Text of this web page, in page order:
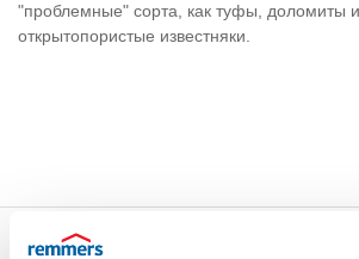
"проблемные" сорта, как туфы, доломиты
открытопористые известняки.
Лессирующие покрытия